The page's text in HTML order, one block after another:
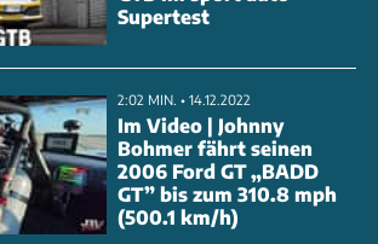
erfolgt über ein Fünfgang-
Drexler-Sperrdifferential. Optisch
Anbauteile an Front und
mattgrüne Folierung den
19-Zoll-Leichtmetallfelgen,
und eine H-
Supertest
2:02 MIN. • 14.12.2022
Im Video | Johnny
Bohmer fährt seinen
2006 Ford GT „BADD
GT” bis zum 310.8 mph
(500.1 km/h)